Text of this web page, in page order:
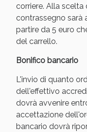
corriere. Alla
contrassegno sarà
partire da 5 euro
del carrello.
Bonifico bancario
L'invio di quanto
dell'effettivo
dovrà avvenire
accettazione
bancario dovrà
Sconto